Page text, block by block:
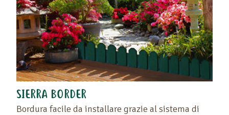
SIERRA BORDER
Bordura facile da installare grazie al sistema di